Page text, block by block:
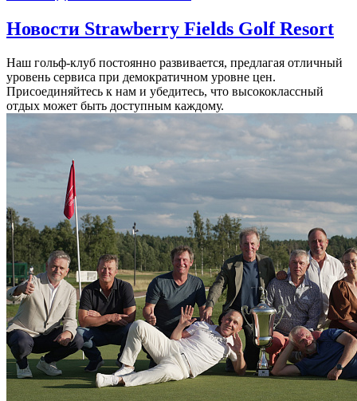
Новости Strawberry Fields Golf Resort
Наш гольф-клуб постоянно развивается, предлагая отличный
уровень сервиса при демократичном уровне цен.
Присоединяйтесь к нам и убедитесь, что высококлассный
отдых может быть доступным каждому.